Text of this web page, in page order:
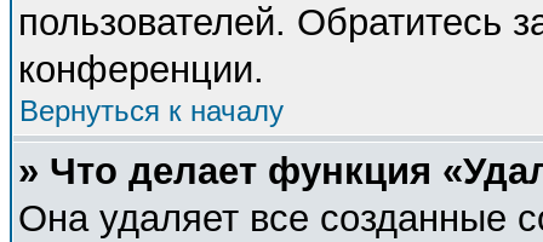
пользователей. Обратитесь
конференции.
Вернуться к началу
» Что делает функция
Она удаляет все созданные